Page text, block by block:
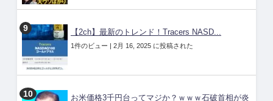
【2ch】最新のトレンド！Tracers NASD...
1件のビュー | 2月 16, 2025 に投稿された
お米価格3千円台ってマジか？ｗｗｗ石破首相が炎